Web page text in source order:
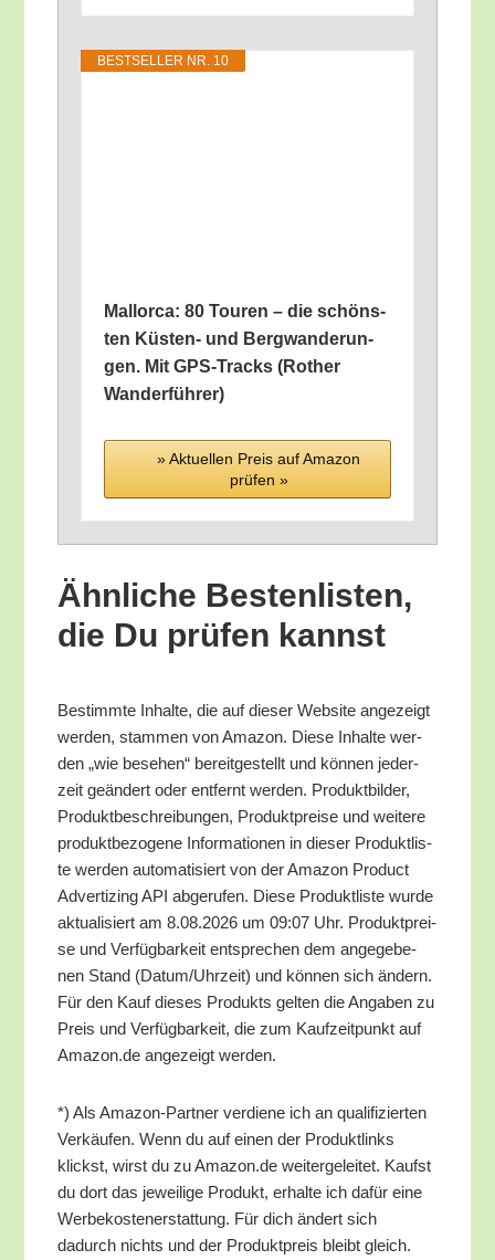
BEST­SEL­LER NR. 10
Mal­lor­ca: 80 Tou­ren – die schöns­
ten Küs­ten- und Berg­wan­de­run­
gen. Mit GPS-Tracks (Rother
Wanderführer)
» Aktu­el­len Preis auf Ama­zon
prü­fen »
Ähn­li­che Bes­ten­lis­ten,
die Du prü­fen kannst
Bestimm­te Inhal­te, die auf die­ser Web­site ange­zeigt
wer­den, stam­men von Ama­zon. Die­se Inhal­te wer­
den „wie bese­hen“ bereit­ge­stellt und kön­nen jeder­
zeit geän­dert oder ent­fernt wer­den. Pro­dukt­bil­der,
Pro­dukt­be­schrei­bun­gen, Pro­dukt­prei­se und wei­te­re
pro­dukt­be­zo­ge­ne Infor­ma­tio­nen in die­ser Pro­dukt­lis­
te wer­den auto­ma­ti­siert von der Ama­zon Pro­duct
Adver­tiz­ing API abge­ru­fen. Die­se Pro­dukt­lis­te wur­de
aktua­li­siert am 8.08.2026 um 09:07 Uhr. Pro­dukt­prei­
se und Ver­füg­bar­keit ent­spre­chen dem ange­ge­be­
nen Stand (Datum/​Uhrzeit) und kön­nen sich ändern.
Für den Kauf die­ses Pro­dukts gel­ten die Anga­ben zu
Preis und Ver­füg­bar­keit, die zum Kauf­zeit­punkt auf
Amazon.de ange­zeigt werden.
*) Als Ama­zon-Part­ner ver­die­ne ich an qua­li­fi­zier­ten
Ver­käu­fen. Wenn du auf einen der Pro­dukt­links
klickst, wirst du zu Amazon.de wei­ter­ge­lei­tet. Kaufst
du dort das jewei­li­ge Pro­dukt, erhal­te ich dafür eine
Wer­be­kos­ten­er­stat­tung. Für dich ändert sich
dadurch nichts und der Pro­dukt­preis bleibt gleich.